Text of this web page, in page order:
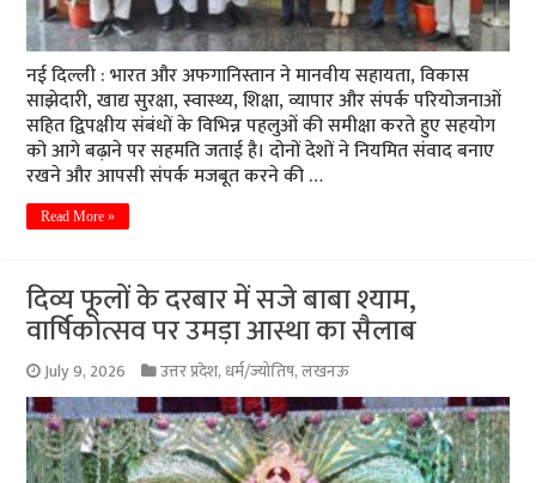
नई दिल्ली : भारत और अफगानिस्तान ने मानवीय सहायता, विकास
साझेदारी, खाद्य सुरक्षा, स्वास्थ्य, शिक्षा, व्यापार और संपर्क परियोजनाओं
सहित द्विपक्षीय संबंधों के विभिन्न पहलुओं की समीक्षा करते हुए सहयोग
को आगे बढ़ाने पर सहमति जताई है। दोनों देशों ने नियमित संवाद बनाए
रखने और आपसी संपर्क मजबूत करने की …
Read More »
दिव्य फूलों के दरबार में सजे बाबा श्याम,
वार्षिकोत्सव पर उमड़ा आस्था का सैलाब
July 9, 2026 उत्तर प्रदेश, धर्म/ज्योतिष,लखनऊ